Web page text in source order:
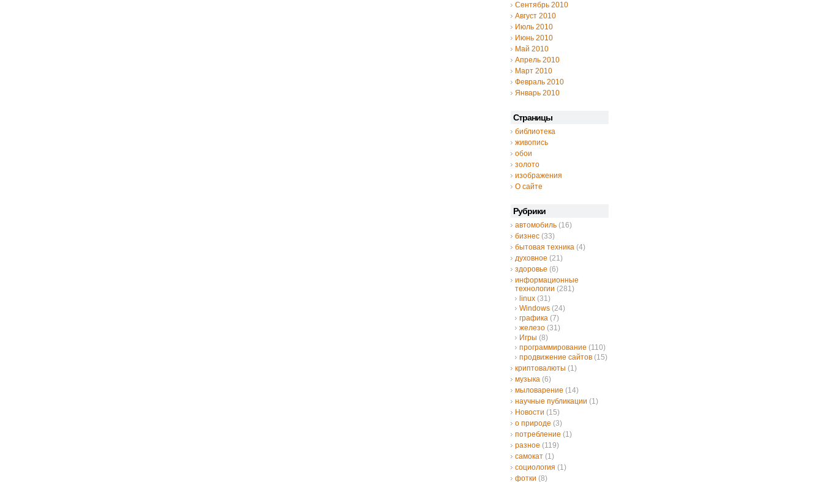
Сентябрь 2010
Август 2010
Июль 2010
Июнь 2010
Май 2010
Апрель 2010
Март 2010
Февраль 2010
Январь 2010
Страницы
библиотека
живопись
обои
золото
изображения
О сайте
Рубрики
автомобиль (16)
бизнес (33)
бытовая техника (4)
духовное (21)
здоровье (6)
информационные
технологии (281)
linux (31)
Windows (24)
графика (7)
железо (31)
Игры (8)
программирование (110)
продвижение сайтов (15)
криптовалюты (1)
музыка (6)
мыловарение (14)
научные публикации (1)
Новости (15)
о природе (3)
потребление (1)
разное (119)
самокат (1)
социология (1)
фотки (8)